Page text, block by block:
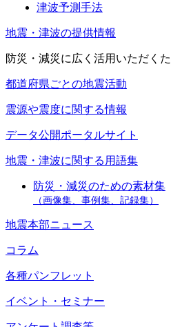
津波予測手法
地震・津波の提供情報
防災・減災に広く活用いただく
都道府県ごとの地震活動
震源や震度に関する情報
データ公開ポータルサイト
地震・津波に関する用語集
防災・減災のための素材集
（画像集、事例集、記録集）
地震本部ニュース
コラム
各種パンフレット
イベント・セミナー